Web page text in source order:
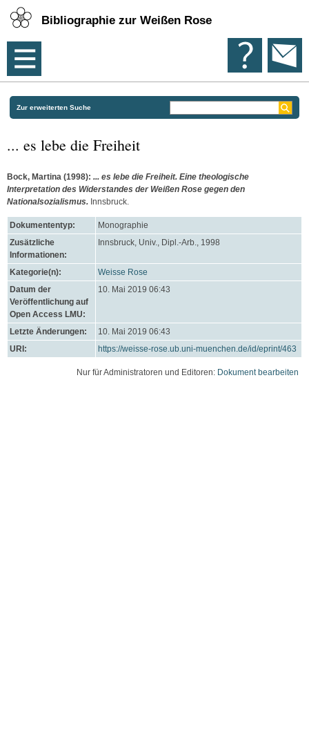
Bibliographie zur Weißen Rose
Zur erweiterten Suche
... es lebe die Freiheit
Bock, Martina (1998): ... es lebe die Freiheit. Eine theologische
Interpretation des Widerstandes der Weißen Rose gegen den
Nationalsozialismus. Innsbruck.
Dokumententyp:
Monographie
Zusätzliche
Informationen:
Innsbruck, Univ., Dipl.-Arb., 1998
Kategorie(n):
Weisse Rose
Datum der
Veröffentlichung auf
Open Access LMU:
10. Mai 2019 06:43
Letzte Änderungen:
10. Mai 2019 06:43
URI:
https://weisse-rose.ub.uni-muenchen.de/id/eprint/463
Nur für Administratoren und Editoren: Dokument bearbeiten